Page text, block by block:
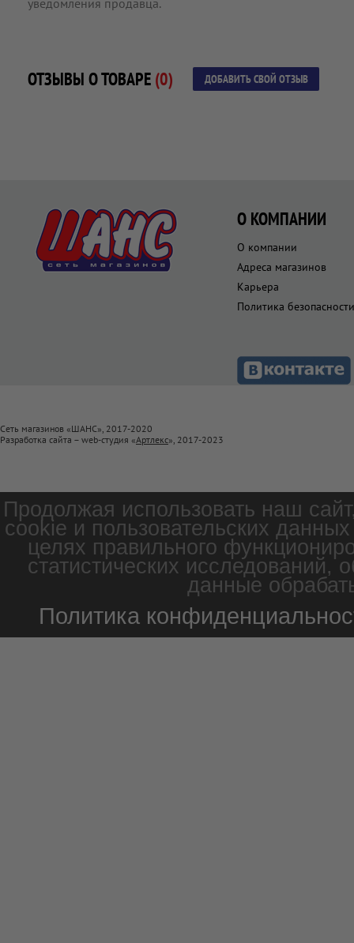
ОТЗЫВЫ О ТОВАРЕ (0) ДОБАВИТЬ СВОЙ ОТЗЫВ
О КОМПАНИИ
О компании
Адреса магазинов
Карьера
Политика безопасности
Сеть магазинов «ШАНС», 2017-2020
Разработка сайта – web-студия «Артлекс», 2017-2023
Продолжая использовать наш
cookie и пользовательских
целях правильного
статистических
данные
Политика